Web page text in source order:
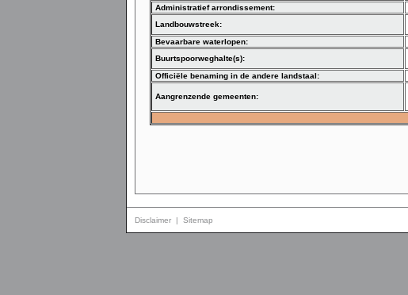
Administratief arrondissement:
Landbouwstreek:
Bevaarbare waterlopen:
Buurtspoorweghalte(s):
Officiële benaming in de andere landstaal:
Aangrenzende gemeenten:
Disclaimer | Sitemap